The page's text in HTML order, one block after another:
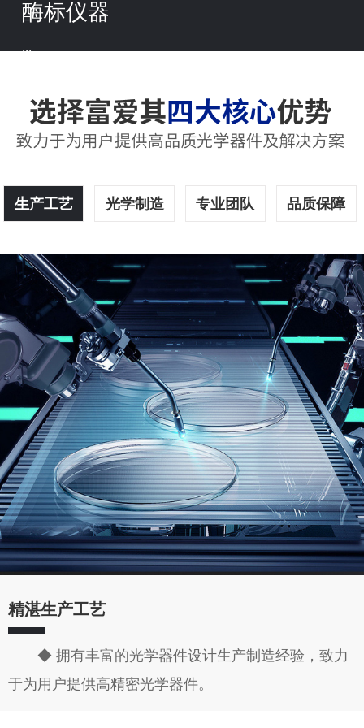
酶标仪器
...
生产工艺 光学制造 专业团队 品质保障
精湛生产工艺
◆ 拥有丰富的光学器件设计生产制造经验，致力
于为用户提供高精密光学器件。